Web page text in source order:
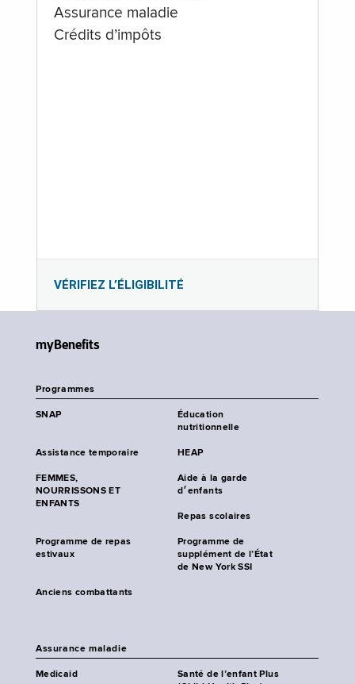
Assurance maladie
Crédits d’impôts
VÉRIFIEZ L’ÉLIGIBILITÉ
myBenefits
Programmes
SNAP
Éducation
nutritionnelle
Assistance temporaire HEAP
FEMMES,
NOURRISSONS ET
ENFANTS
Aide à la garde
d׳enfants
Repas scolaires
Programme de repas
estivaux
Programme de
supplément de l’État
de New York SSI
Anciens combattants
Assurance maladie
Medicaid
Santé de l’enfant Plus